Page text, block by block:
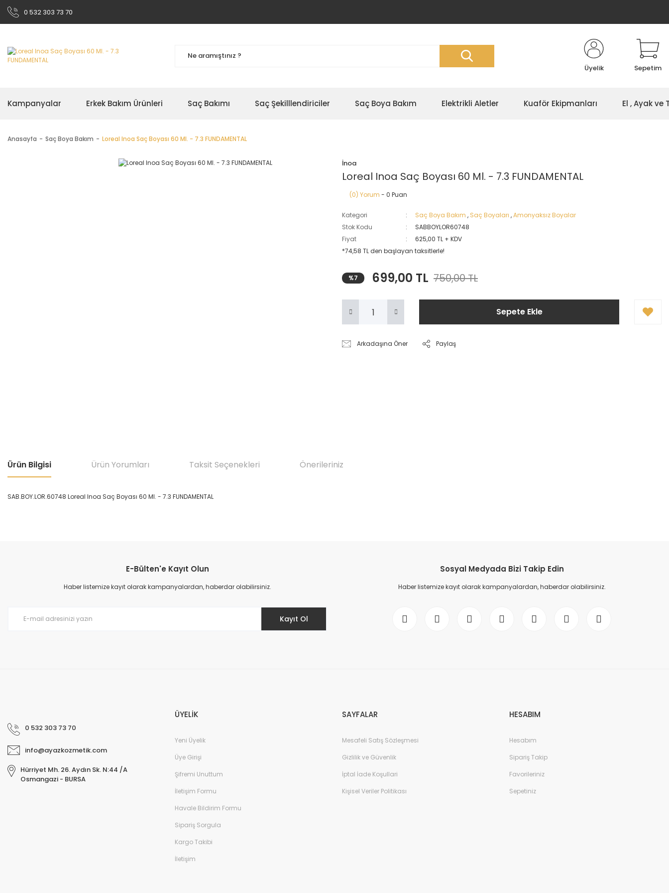
0 532 303 73 70
Üyelik Sepetim
Kampanyalar Erkek Bakım Ürünleri Saç Bakımı Saç Şekilllendiriciler Saç Boya Bakım Elektrikli Aletler Kuaför Ekipmanları El , Ayak ve
Anasayfa Saç Boya Bakım Loreal Inoa Saç Boyası 60 Ml. - 7.3 FUNDAMENTAL
İnoa
Loreal Inoa Saç Boyası 60 Ml. - 7.3 FUNDAMENTAL
(0) Yorum - 0 Puan
Kategori Saç Boya Bakım , Saç Boyaları ,Amonyaksız Boyalar
Stok Kodu
SABBOYLOR60748
Fiyat
625,00 TL + KDV
*74,58 TL den başlayan taksitlerle!
%7 699,00 TL 750,00 TL
Sepete Ekle
Arkadaşına Öner Paylaş
Ürün Bilgisi Ürün Yorumları Taksit Seçenekleri Önerileriniz
SAB.BOY.LOR.60748 Loreal Inoa Saç Boyası 60 Ml. - 7.3 FUNDAMENTAL
Ürün resmi kalitesiz, bozuk veya görüntülenemiyor.
Ürün açıklamasında eksik bilgiler bulunuyor.
E-Bülten'e Kayıt Olun
Haber listemize kayıt olarak kampanyalardan, haberdar olabilirsiniz.
Kayıt Ol
Sosyal Medyada Bizi Takip Edin
Haber listemize kayıt olarak kampanyalardan, haberdar olabilirsiniz.
0 532 303 73 70
info@ayazkozmetik.com
Hürriyet Mh. 26. Aydın Sk. N:44 /A
Osmangazi - BURSA
ÜYELİK
Yeni Üyelik
Üye Girişi
Şifremi Unuttum
İletişim Formu
Havale Bildirim Formu
Sipariş Sorgula
Kargo Takibi
İletişim
SAYFALAR
Mesafeli Satış Sözleşmesi
Gizlilik ve Güvenlik
İptal İade Koşullari
Kişisel Veriler Politikası
HESABIM
Hesabım
Sipariş Takip
Favorileriniz
Sepetiniz